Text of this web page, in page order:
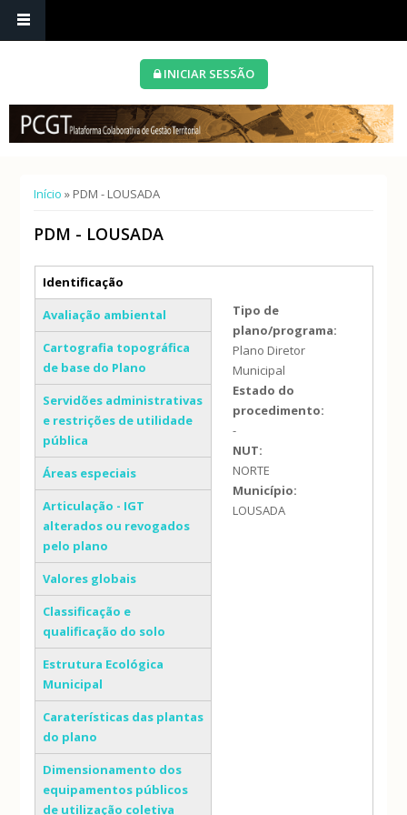
INICIAR SESSÃO
Está aqui
Início » PDM - LOUSADA
PDM - LOUSADA
Separadores verticais
Identificação
(separador ativo)
Avaliação ambiental
Cartografia topográfica
de base do Plano
Servidões administrativas
e restrições de utilidade
pública
Áreas especiais
Articulação - IGT
alterados ou revogados
pelo plano
Valores globais
Classificação e
qualificação do solo
Estrutura Ecológica
Municipal
Caraterísticas das plantas
do plano
Dimensionamento dos
equipamentos públicos
de utilização coletiva
Tipo de
plano/programa:
Plano Diretor
Municipal
Estado do
procedimento:
-
NUT:
NORTE
Município:
LOUSADA